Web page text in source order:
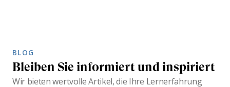
BLOG
Bleiben Sie informiert und inspiriert
Wir bieten wertvolle Artikel, die Ihre Lernerfahrung